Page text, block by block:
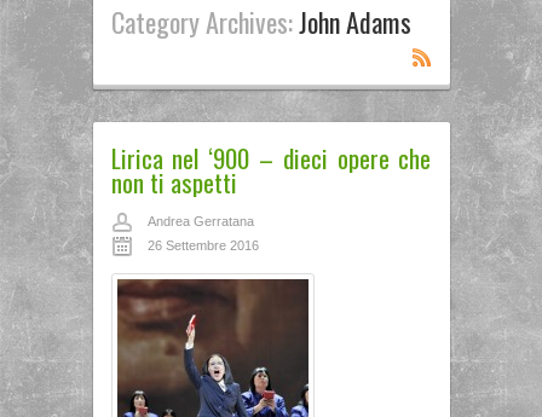
Category Archives:John Adams
Lirica nel ‘900 – dieci opere che
non ti aspetti
Andrea Gerratana
26 Settembre 2016